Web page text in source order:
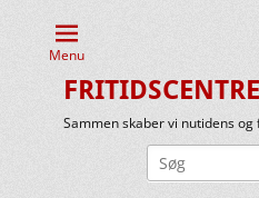
Menu
Sammen skaber vi nutidens